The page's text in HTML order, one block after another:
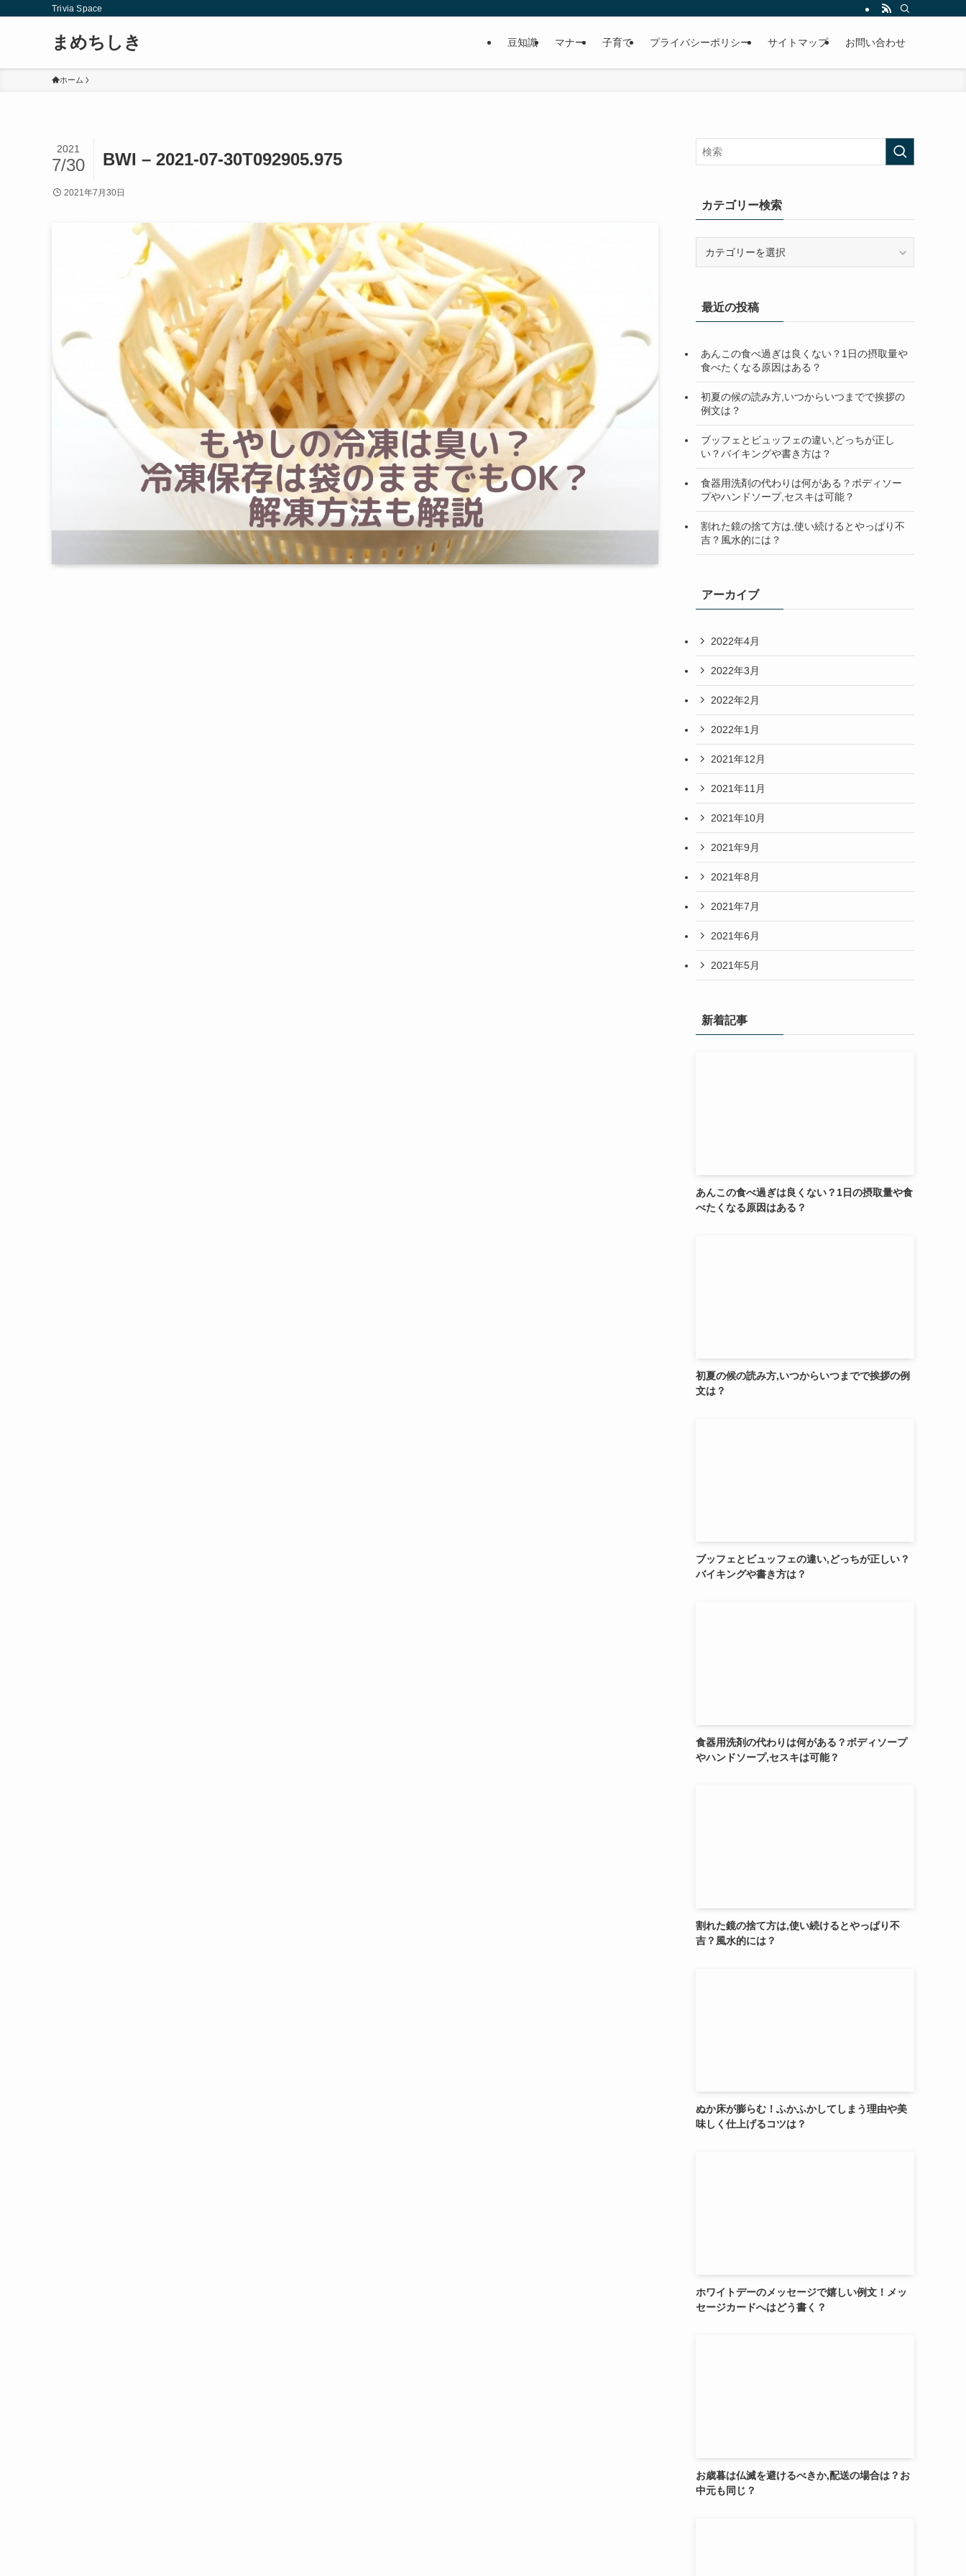
Trivia Space
まめちしき 豆知識 マナー 子育て プライバシーポリシー サイトマップ お問い合わせ
ホーム
BWI – 2021-07-30T092905.975
2021
7/30
2021年7月30日
カテゴリー検索
ー
検
最近の投稿
あんこの食べ過ぎは良くない？1日の摂取量や
食べたくなる原因はある？
初夏の候の読み方,いつからいつまでで挨拶の
例文は？
ブッフェとビュッフェの違い,どっちが正し
い？バイキングや書き方は？
食器用洗剤の代わりは何がある？ボディソー
プやハンドソープ,セスキは可能？
割れた鏡の捨て方は,使い続けるとやっぱり不
吉？風水的には？
アーカイブ
2022年4月
2022年3月
2022年2月
2022年1月
2021年12月
2021年11月
2021年10月
2021年9月
2021年8月
2021年7月
2021年6月
2021年5月
新着記事
あんこの食べ過ぎは良くない？1日の摂取量や食
べたくなる原因はある？
初夏の候の読み方,いつからいつまでで挨拶の例
文は？
ブッフェとビュッフェの違い,どっちが正しい？
バイキングや書き方は？
食器用洗剤の代わりは何がある？ボディソープ
やハンドソープ,セスキは可能？
割れた鏡の捨て方は,使い続けるとやっぱり不
吉？風水的には？
ぬか床が膨らむ！ふかふかしてしまう理由や美
味しく仕上げるコツは？
ホワイトデーのメッセージで嬉しい例文！メッ
セージカードへはどう書く？
お歳暮は仏滅を避けるべきか,配送の場合は？お
中元も同じ？